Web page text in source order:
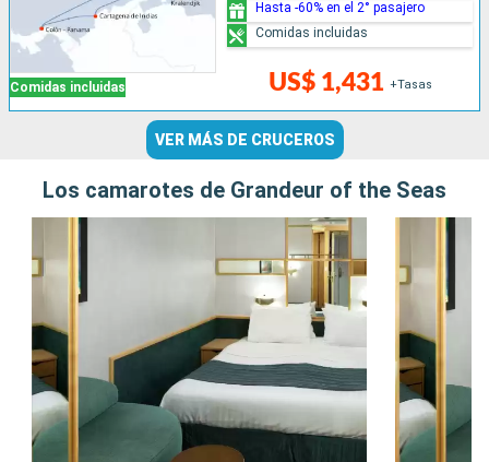
Comidas incluidas US$ 1,431 +Tasas
Hasta -60% en el 2° pasajero
Comidas incluidas
VER MÁS DE CRUCEROS
Los camarotes de Grandeur of the Seas